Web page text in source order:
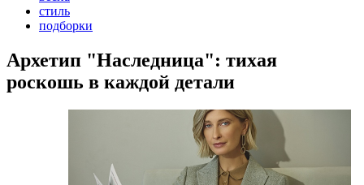
стиль
подборки
Архетип "Наследница": тихая
роскошь в каждой детали